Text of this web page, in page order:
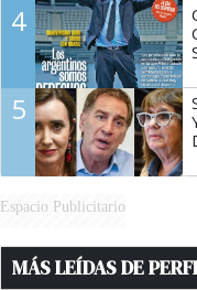
4
5
Espacio Publicitario
MÁS LEÍDAS DE